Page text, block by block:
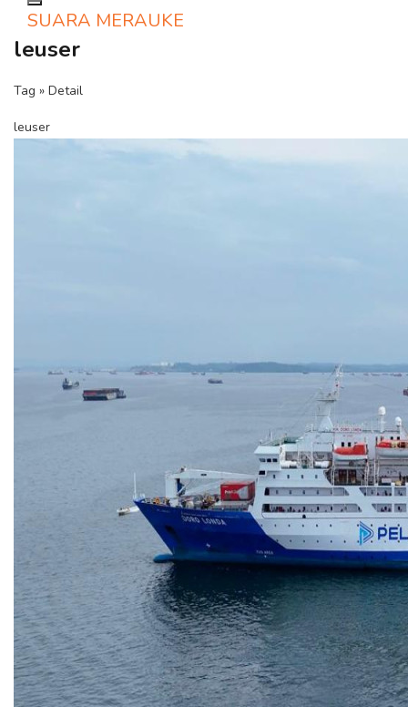
Toggle navigation
SUARA MERAUKE
leuser
Tag » Detail
leuser